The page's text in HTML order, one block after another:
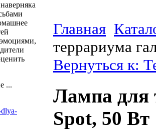
...
Главная
террариума
Вернуться к:
Лампа для
Spot, 50 Вт